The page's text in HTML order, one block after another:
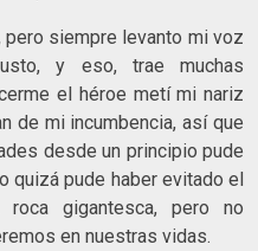
pero siempre levanto mi voz
y eso, trae muchas
el héroe metí mi nariz
de mi incumbencia, así que
desde un principio pude
quizá pude haber evitado el
gigantesca, pero no
en nuestras vidas.